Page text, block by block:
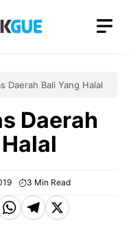
Daerah Bali Yang Halal
Daerah
3 Min Read
WT X